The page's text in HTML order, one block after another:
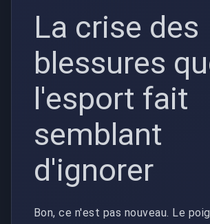
La crise des
blessures
l'esport fait
semblant
d'ignorer
Bon, ce n'est pas nouveau. Le